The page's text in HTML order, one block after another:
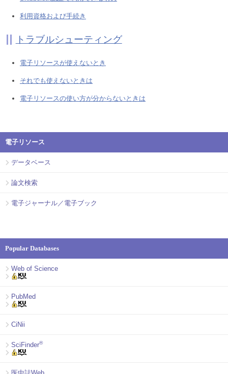
利用資格および手続き
トラブルシューティング
電子リソースが使えないとき
それでも使えないときは
電子リソースの使い方が分からないときは
電子リソース
データベース
論文検索
電子ジャーナル／電子ブック
Popular Databases
Web of Science
PubMed
CiNii
SciFinder®